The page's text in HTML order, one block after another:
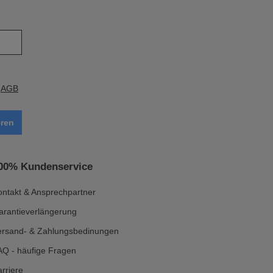
AGB
Kundenservice
& Ansprechpartner
& Zahlungsbedinungen
- häufige Fragen